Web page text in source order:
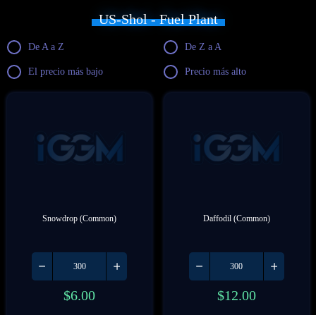
US-Shol - Fuel Plant
De A a Z De Z a A
El precio más bajo Precio más alto
Snowdrop (Common)
$6.00
Daffodil (Common)
$12.00